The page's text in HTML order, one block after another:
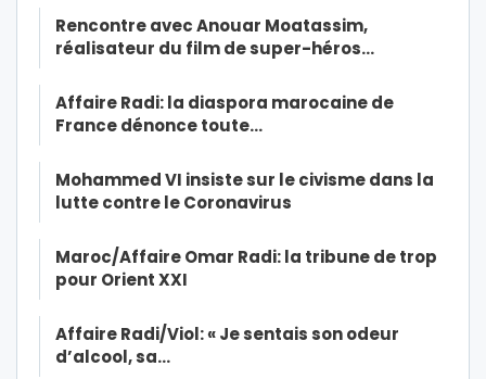
Rencontre avec Anouar Moatassim,
réalisateur du film de super-héros…
Affaire Radi: la diaspora marocaine de
France dénonce toute…
Mohammed VI insiste sur le civisme dans la
lutte contre le Coronavirus
Maroc/Affaire Omar Radi: la tribune de trop
pour Orient XXI
Affaire Radi/Viol: « Je sentais son odeur
d’alcool, sa…